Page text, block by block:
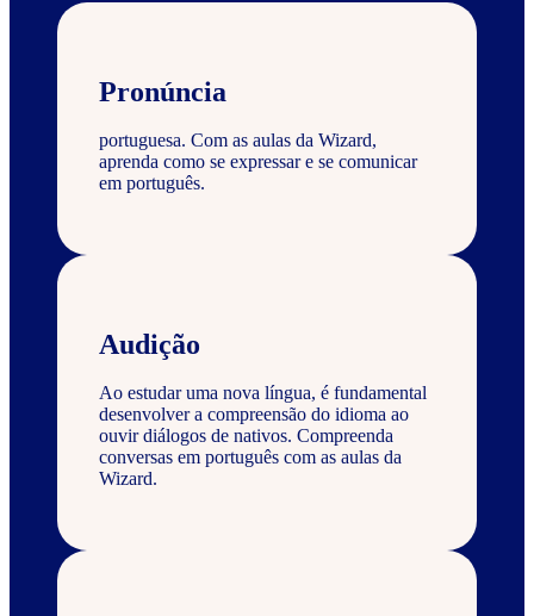
Pronúncia
portuguesa. Com as aulas da Wizard,
aprenda como se expressar e se comunicar
em português.
Audição
Ao estudar uma nova língua, é fundamental
desenvolver a compreensão do idioma ao
ouvir diálogos de nativos. Compreenda
conversas em português com as aulas da
Wizard.